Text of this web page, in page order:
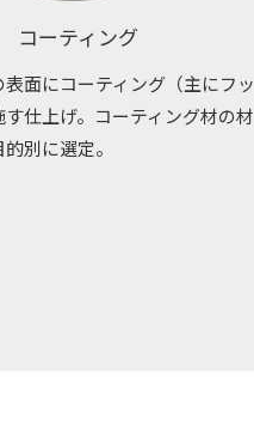
コーティング
表面にコーティング（主にフッ
仕上げ。コーティング材の材
別に選定。